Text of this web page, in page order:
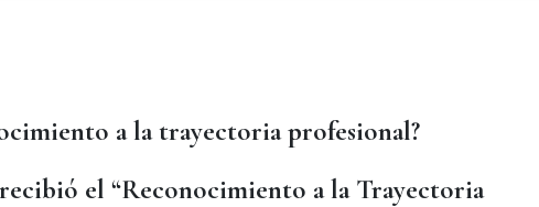
a la trayectoria profesional?
el “Reconocimiento a la Trayectoria